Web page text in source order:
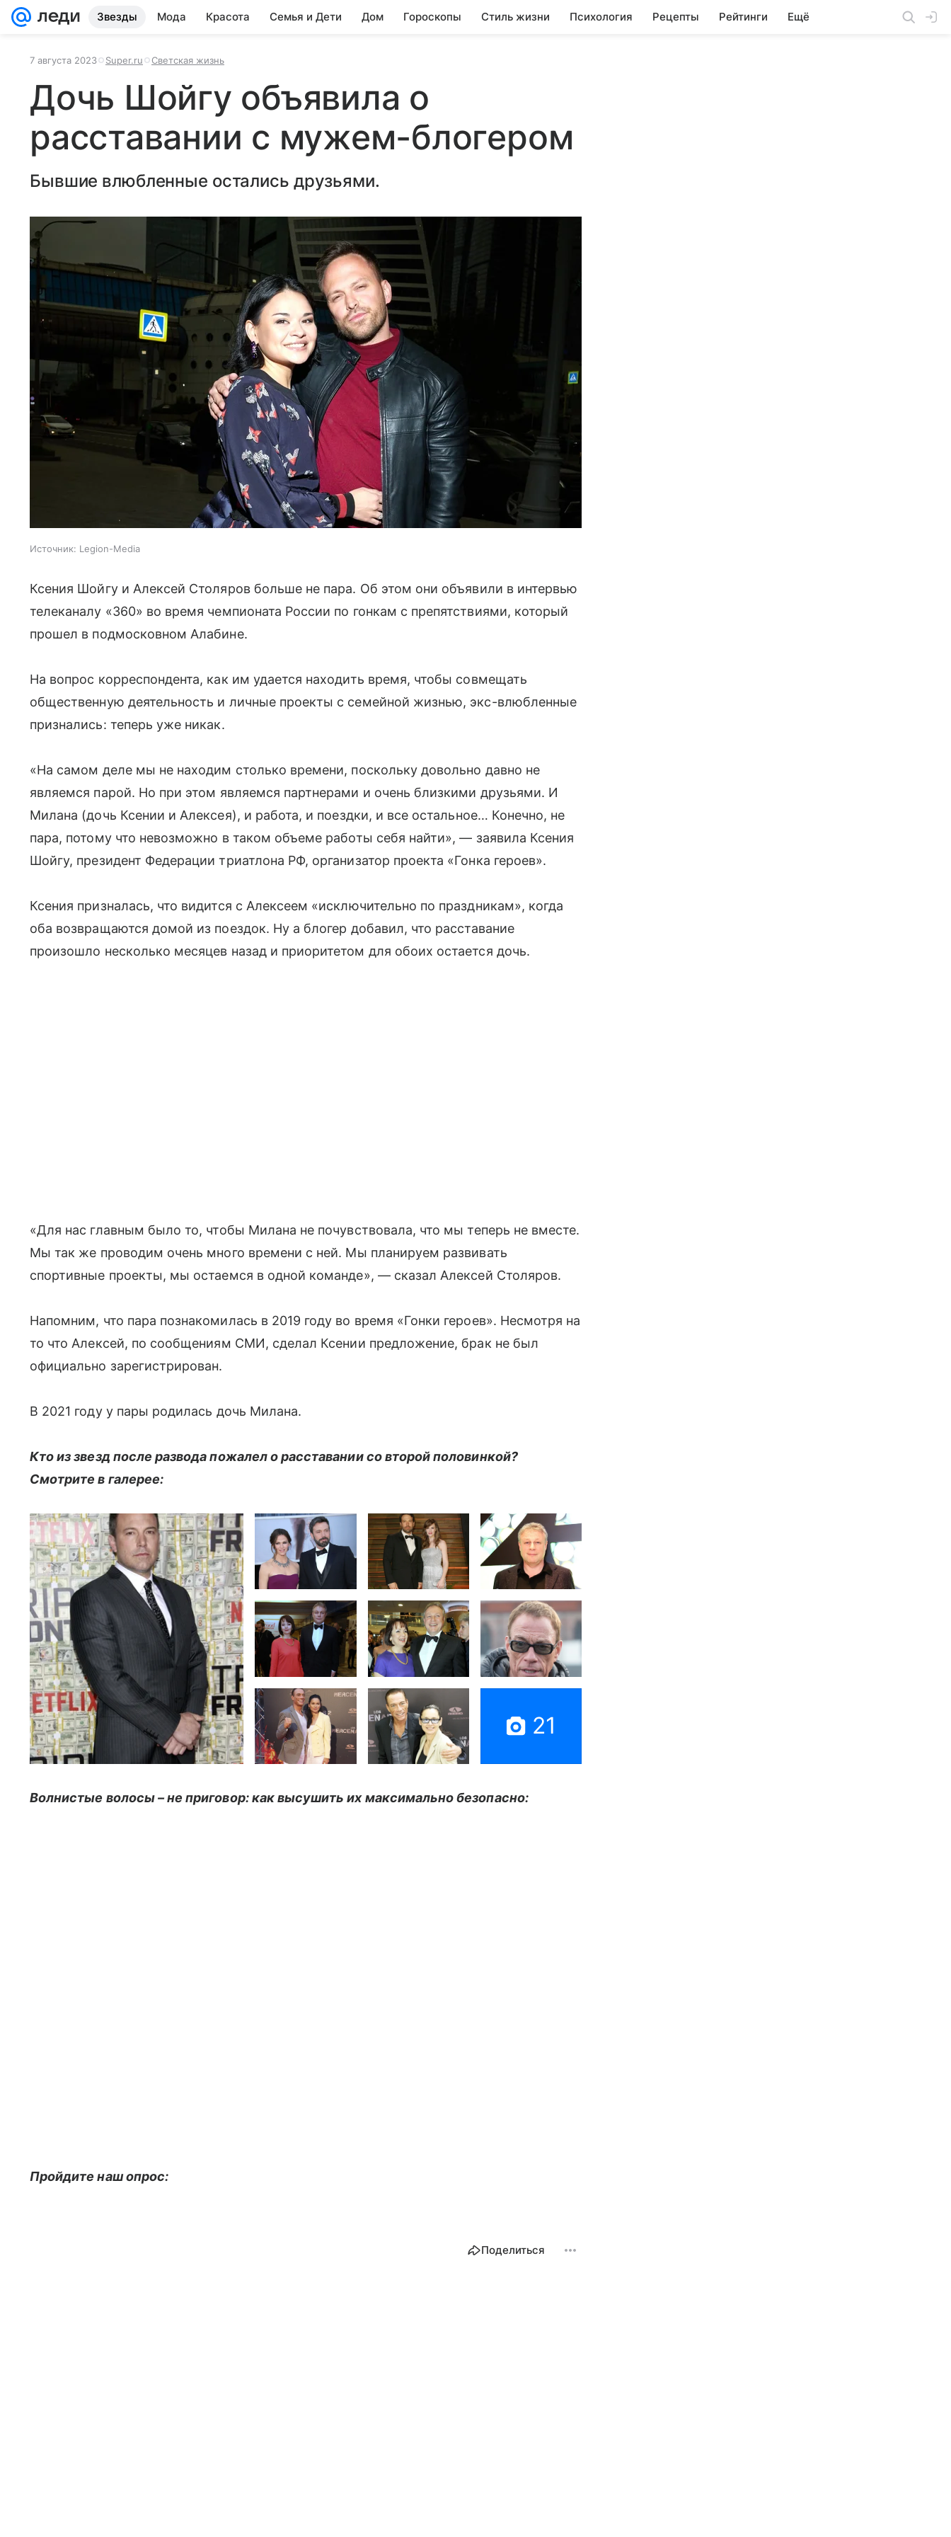
Звезды Мода Красота Семья и Дети Дом Гороскопы Стиль жизни Психология Рецепты Рейтинги Ещё
7 августа 2023 Super.ru Светская жизнь
Дочь Шойгу объявила о
расставании с мужем-блогером
Бывшие влюбленные остались друзьями.
Источник: Legion-Media
Ксения Шойгу и Алексей Столяров больше не пара. Об этом они объявили в интервью
телеканалу «360» во время чемпионата России по гонкам с препятствиями, который
прошел в подмосковном Алабине.
На вопрос корреспондента, как им удается находить время, чтобы совмещать
общественную деятельность и личные проекты с семейной жизнью, экс-влюбленные
признались: теперь уже никак.
«На самом деле мы не находим столько времени, поскольку довольно давно не
являемся парой. Но при этом являемся партнерами и очень близкими друзьями. И
Милана (дочь Ксении и Алексея), и работа, и поездки, и все остальное… Конечно, не
пара, потому что невозможно в таком объеме работы себя найти», — заявила Ксения
Шойгу, президент Федерации триатлона РФ, организатор проекта «Гонка героев».
Ксения призналась, что видится с Алексеем «исключительно по праздникам», когда
оба возвращаются домой из поездок. Ну а блогер добавил, что расставание
произошло несколько месяцев назад и приоритетом для обоих остается дочь.
«Для нас главным было то, чтобы Милана не почувствовала, что мы теперь не вместе.
Мы так же проводим очень много времени с ней. Мы планируем развивать
спортивные проекты, мы остаемся в одной команде», — сказал Алексей Столяров.
Напомним, что пара познакомилась в 2019 году во время «Гонки героев». Несмотря на
то что Алексей, по сообщениям СМИ, сделал Ксении предложение, брак не был
официально зарегистрирован.
В 2021 году у пары родилась дочь Милана.
Кто из звезд после развода пожалел о расставании со второй половинкой?
Смотрите в галерее:
21
Волнистые волосы – не приговор: как высушить их максимально безопасно:
Пройдите наш опрос:
Поделиться